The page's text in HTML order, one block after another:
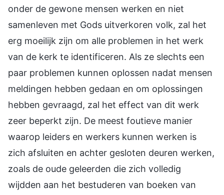
onder de gewone mensen werken en niet
samenleven met Gods uitverkoren volk, zal het
erg moeilijk zijn om alle problemen in het werk
van de kerk te identificeren. Als ze slechts een
paar problemen kunnen oplossen nadat mensen
meldingen hebben gedaan en om oplossingen
hebben gevraagd, zal het effect van dit werk
zeer beperkt zijn. De meest foutieve manier
waarop leiders en werkers kunnen werken is
zich afsluiten en achter gesloten deuren werken,
zoals de oude geleerden die zich volledig
wijdden aan het bestuderen van boeken van